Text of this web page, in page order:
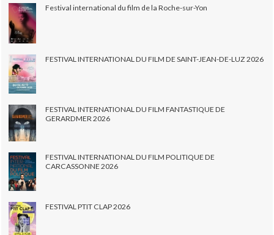
Festival international du film de la Roche-sur-Yon
FESTIVAL INTERNATIONAL DU FILM DE SAINT-JEAN-DE-LUZ 2026
FESTIVAL INTERNATIONAL DU FILM FANTASTIQUE DE
GERARDMER 2026
FESTIVAL INTERNATIONAL DU FILM POLITIQUE DE
CARCASSONNE 2026
FESTIVAL PTIT CLAP 2026